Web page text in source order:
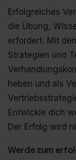
Erfolgreiches
die Übung,
erfordert. Mit
Strategien und
heben und als
Entwickle dich
Der Erfolg wird
Werde zum